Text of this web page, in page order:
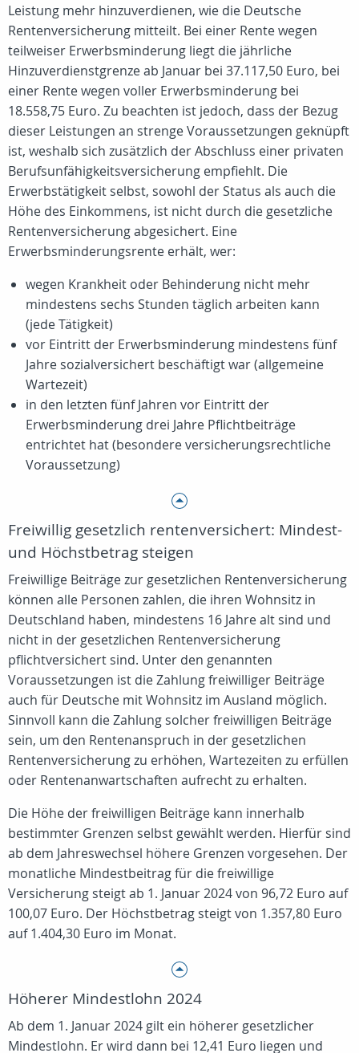
Leistung mehr hinzuverdienen, wie die Deutsche
Rentenversicherung mitteilt. Bei einer Rente wegen
teilweiser Erwerbsminderung liegt die jährliche
Hinzuverdienstgrenze ab Januar bei 37.117,50 Euro, bei
einer Rente wegen voller Erwerbsminderung bei
18.558,75 Euro. Zu beachten ist jedoch, dass der Bezug
dieser Leistungen an strenge Voraussetzungen geknüpft
ist, weshalb sich zusätzlich der Abschluss einer privaten
Berufsunfähigkeitsversicherung empfiehlt. Die
Erwerbstätigkeit selbst, sowohl der Status als auch die
Höhe des Einkommens, ist nicht durch die gesetzliche
Rentenversicherung abgesichert. Eine
Erwerbsminderungsrente erhält, wer:
wegen Krankheit oder Behinderung nicht mehr
mindestens sechs Stunden täglich arbeiten kann
(jede Tätigkeit)
vor Eintritt der Erwerbsminderung mindestens fünf
Jahre sozialversichert beschäftigt war (allgemeine
Wartezeit)
in den letzten fünf Jahren vor Eintritt der
Erwerbsminderung drei Jahre Pflichtbeiträge
entrichtet hat (besondere versicherungsrechtliche
Voraussetzung)
Freiwillig gesetzlich rentenversichert: Mindest-
und Höchstbetrag steigen
Freiwillige Beiträge zur gesetzlichen Rentenversicherung
können alle Personen zahlen, die ihren Wohnsitz in
Deutschland haben, mindestens 16 Jahre alt sind und
nicht in der gesetzlichen Rentenversicherung
pflichtversichert sind. Unter den genannten
Voraussetzungen ist die Zahlung freiwilliger Beiträge
auch für Deutsche mit Wohnsitz im Ausland möglich.
Sinnvoll kann die Zahlung solcher freiwilligen Beiträge
sein, um den Rentenanspruch in der gesetzlichen
Rentenversicherung zu erhöhen, Wartezeiten zu erfüllen
oder Rentenanwartschaften aufrecht zu erhalten.
Die Höhe der freiwilligen Beiträge kann innerhalb
bestimmter Grenzen selbst gewählt werden. Hierfür sind
ab dem Jahreswechsel höhere Grenzen vorgesehen. Der
monatliche Mindestbeitrag für die freiwillige
Versicherung steigt ab 1. Januar 2024 von 96,72 Euro auf
100,07 Euro. Der Höchstbetrag steigt von 1.357,80 Euro
auf 1.404,30 Euro im Monat.
Höherer Mindestlohn 2024
Ab dem 1. Januar 2024 gilt ein höherer gesetzlicher
Mindestlohn. Er wird dann bei 12,41 Euro liegen und